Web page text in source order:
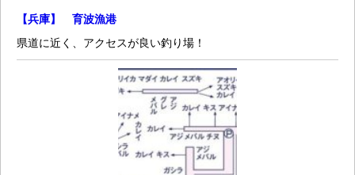
【兵庫】 育波漁港
県道に近く、アクセスが良い釣り場！